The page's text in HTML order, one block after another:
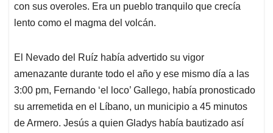
con sus overoles. Era un pueblo tranquilo que crecía
lento como el magma del volcán.
El Nevado del Ruíz había advertido su vigor
amenazante durante todo el año y ese mismo día a las
3:00 pm, Fernando ‘el loco’ Gallego, había pronosticado
su arremetida en el Líbano, un municipio a 45 minutos
de Armero. Jesús a quien Gladys había bautizado así